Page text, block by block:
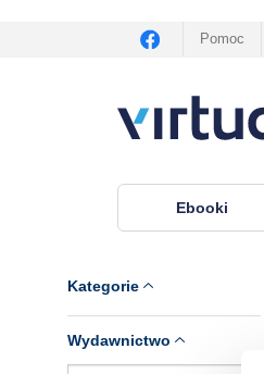
Pomoc
Ebooki
Kategorie
Wydawnictwo